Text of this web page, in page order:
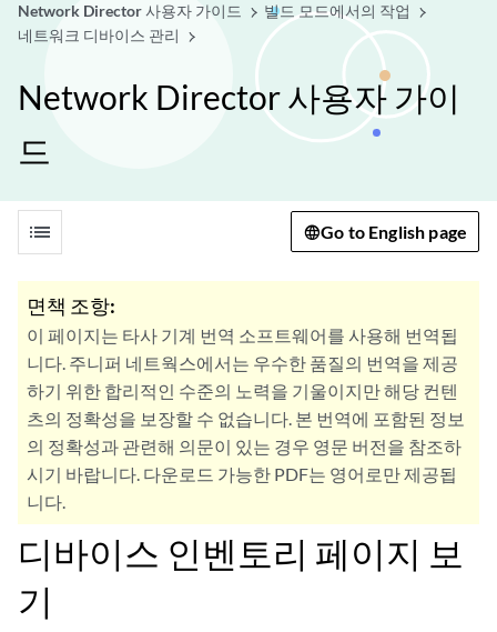
Network Director 사용자 가이드
빌드 모드에서의 작업
네트워크 디바이스 관리
Network Director 사용자 가이
드
list Go to English page
면책 조항:
이 페이지는 타사 기계 번역 소프트웨어를 사용해 번역됩
니다. 주니퍼 네트웍스에서는 우수한 품질의 번역을 제공
하기 위한 합리적인 수준의 노력을 기울이지만 해당 컨텐
츠의 정확성을 보장할 수 없습니다. 본 번역에 포함된 정보
의 정확성과 관련해 의문이 있는 경우 영문 버전을 참조하
시기 바랍니다. 다운로드 가능한 PDF는 영어로만 제공됩
니다.
디바이스 인벤토리 페이지 보
기